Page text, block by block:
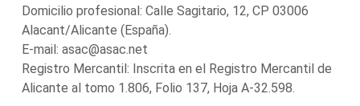
Domicilio profesional: Calle Sagitario, 12, CP 03006
Alacant/Alicante (España).
E-mail: asac@asac.net
Registro Mercantil: Inscrita en el Registro Mercantil de
Alicante al tomo 1.806, Folio 137, Hoja A-32.598.